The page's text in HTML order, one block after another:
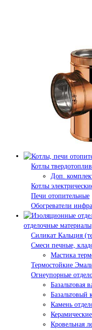
Котлы
Доп.
Котлы
Печи отопительные
Обогреватели
отделочные материалы
Силикат Кальция
Смеси печные,
Мастика
Термостойкие
Огнеупорные
Базальтовая
Базальтовый
Камень
Кровельная